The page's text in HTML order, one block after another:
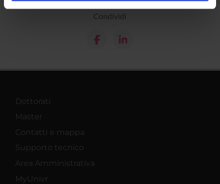
informazioni sul modo in cui utilizzi il nostro sito con i
pubblicità e social media, i quali potrebbero combinarle
Condividi
Dottorati
Master
Contatti e mappa
Supporto tecnico
Area Amministrativa
MyUnivr